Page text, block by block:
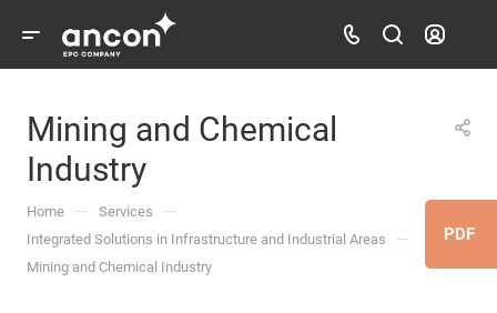
Mining and Chemical
Industry
Home — Services —
Integrated Solutions in Infrastructure and Industrial Areas —
Mining and Chemical Industry
PDF